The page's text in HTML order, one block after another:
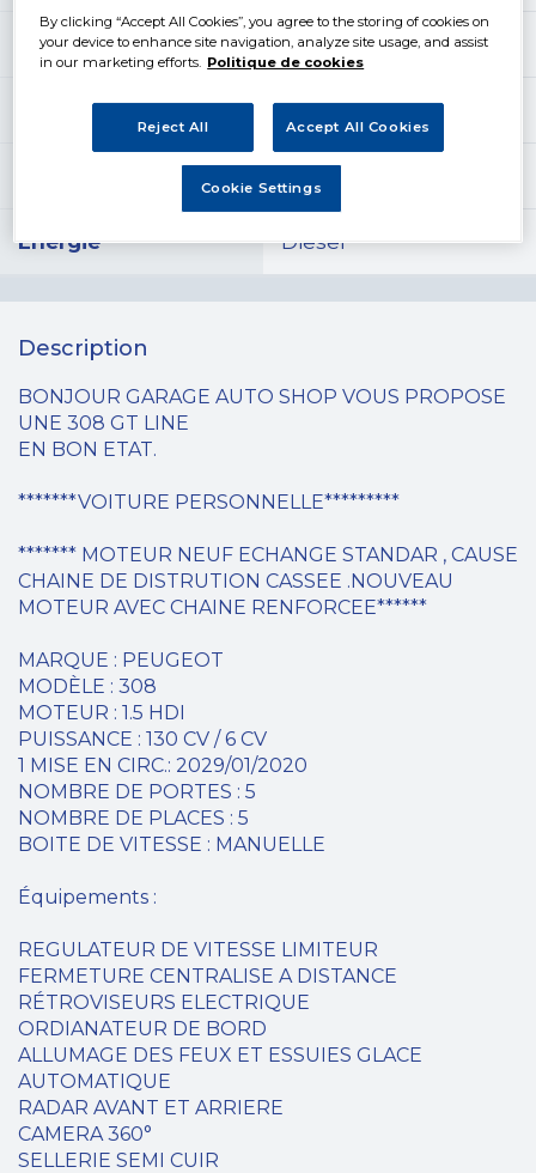
Modèle 308
2020
Énergie Diesel
Description
BONJOUR GARAGE AUTO SHOP VOUS PROPOSE
UNE 308 GT LINE
EN BON ETAT.
*******VOITURE PERSONNELLE*********
******* MOTEUR NEUF ECHANGE STANDAR , CAUSE
CHAINE DE DISTRUTION CASSEE .NOUVEAU
MOTEUR AVEC CHAINE RENFORCEE******
MARQUE : PEUGEOT
MODÈLE : 308
MOTEUR : 1.5 HDI
PUISSANCE : 130 CV / 6 CV
1 MISE EN CIRC.: 2029/01/2020
NOMBRE DE PORTES : 5
NOMBRE DE PLACES : 5
BOITE DE VITESSE : MANUELLE
Équipements :
REGULATEUR DE VITESSE LIMITEUR
FERMETURE CENTRALISE A DISTANCE
RÉTROVISEURS ELECTRIQUE
ORDIANATEUR DE BORD
ALLUMAGE DES FEUX ET ESSUIES GLACE
AUTOMATIQUE
RADAR AVANT ET ARRIERE
CAMERA 360°
SELLERIE SEMI CUIR
By clicking “Accept All Cookies”, you agree to the storing of cookies on
your device to enhance site navigation, analyze site usage, and assist
in our marketing efforts. Politique de cookies
Reject All Accept All Cookies
Cookie Settings